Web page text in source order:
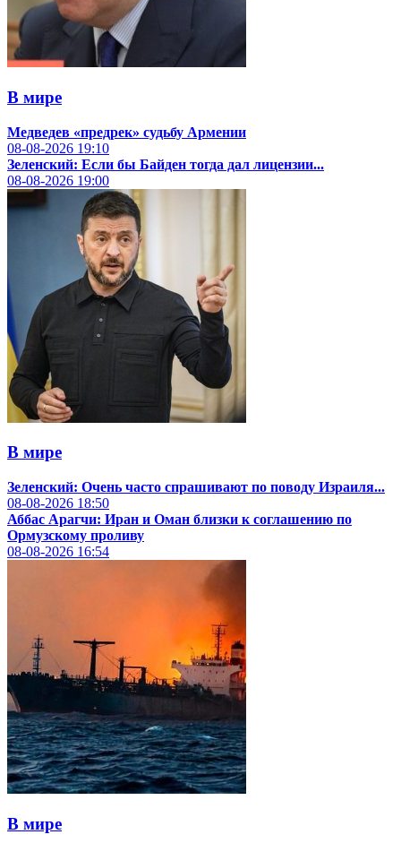
В мире
Медведев «предрек» судьбу Армении
08-08-2026 19:10
Зеленский: Если бы Байден тогда дал лицензии...
08-08-2026 19:00
В мире
Зеленский: Очень часто спрашивают по поводу Израиля...
08-08-2026 18:50
Аббас Арагчи: Иран и Оман близки к соглашению по
Ормузскому проливу
08-08-2026 16:54
В мире